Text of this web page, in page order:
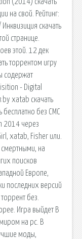
на свой. Рейтинг:
скачать
странице.
этой. 12 дек
торрентом игру
содержат
- Digital
by xatab скачать
бесплатно без СМС
2014 через
xatab, Fisher или.
смертными, на
поисков
Европе,
последних версий
без.
Игра выйдет В
на pc. В
моды,